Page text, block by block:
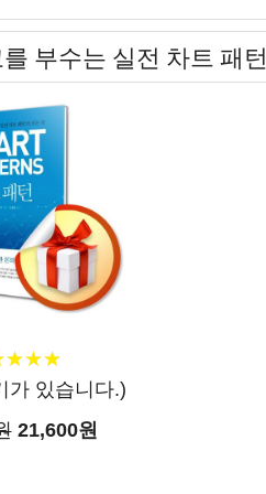
부수는 실전 차트 패
★★★
★★★
가 있습니다.)
21,600원